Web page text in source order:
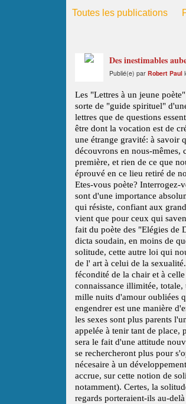
Toutes les publications
Des inestimables
Publié(e) par Robert Paul
Les "Lettres à un jeune
sorte de "guide spirituel"
lettres que de questions
être dont la vocation est de
une étrange gravité: à savoir
découvrons en nous-mêmes,
première, et rien de ce que
éprouvé en ce lieu retiré de
Etes-vous poète? Interrogez-
sont d'une importance
qui résiste, confiant aux
vient que pour ceux qui
fait du poète des "Elégies de
dicta soudain, en moins de
solitude, cette autre loi qui
de l' art à celui de la
fécondité de la chair et à
connaissance illimitée,
mille nuits d'amour oubliées
engendrer est une manière
les sexes sont plus parents
appelée à tenir tant de place,
sera le fait d'une attitude
se rechercheront plus pour
nécesaire à un
accrue, sur cette notion de
notamment). Certes, la
regards porteraient-ils au-